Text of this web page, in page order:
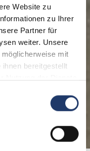
Website zu
zu Ihrer
Partner für
weiter. Unsere
mit
bereitgestellt